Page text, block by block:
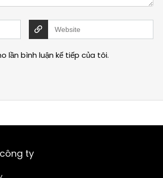
lần bình luận kế tiếp của tôi.
ty